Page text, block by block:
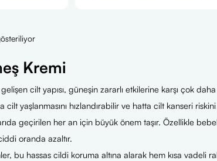
Kremi
cilt yapısı, güneşin zararlı etkilerine karşı çok
cilt yaşlanmasını hızlandırabilir ve hatta cilt kanseri
geçirilen her an için büyük önem taşır. Özellikle
oranda azaltır.
bu hassas cildi koruma altına alarak hem kısa vadeli